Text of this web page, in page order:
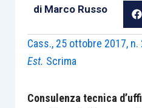
di Marco Russo
Cass., 25 ottobre 2017, n.
Est. Scrima
Consulenza tecnica